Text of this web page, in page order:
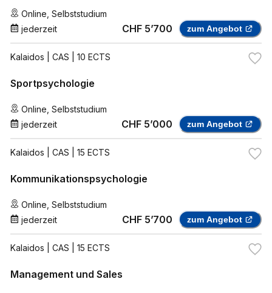
Online Selbststudium
jederzeit
CHF 5’700 zum Angebot
Kalaidos | CAS | 10 ECTS
Sportpsychologie
Online Selbststudium
jederzeit
CHF 5’000 zum Angebot
Kalaidos | CAS | 15 ECTS
Kommunikationspsychologie
Online Selbststudium
jederzeit
CHF 5’700 zum Angebot
Kalaidos | CAS | 15 ECTS
Management und Sales